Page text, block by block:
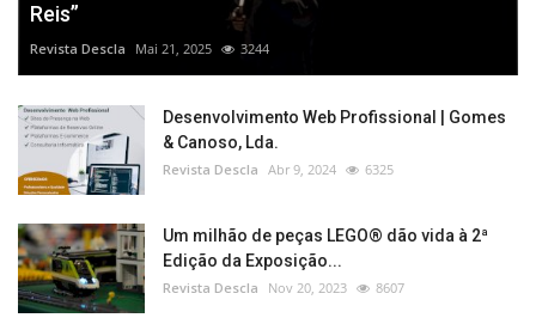
Reis”
Revista Descla Mai 21, 2025 3244
Desenvolvimento Web Profissional | Gomes
& Canoso, Lda.
Revista Descla Abr 9, 2024 6325
Um milhão de peças LEGO® dão vida à 2ª
Edição da Exposição...
Revista Descla Nov 20, 2023 8607